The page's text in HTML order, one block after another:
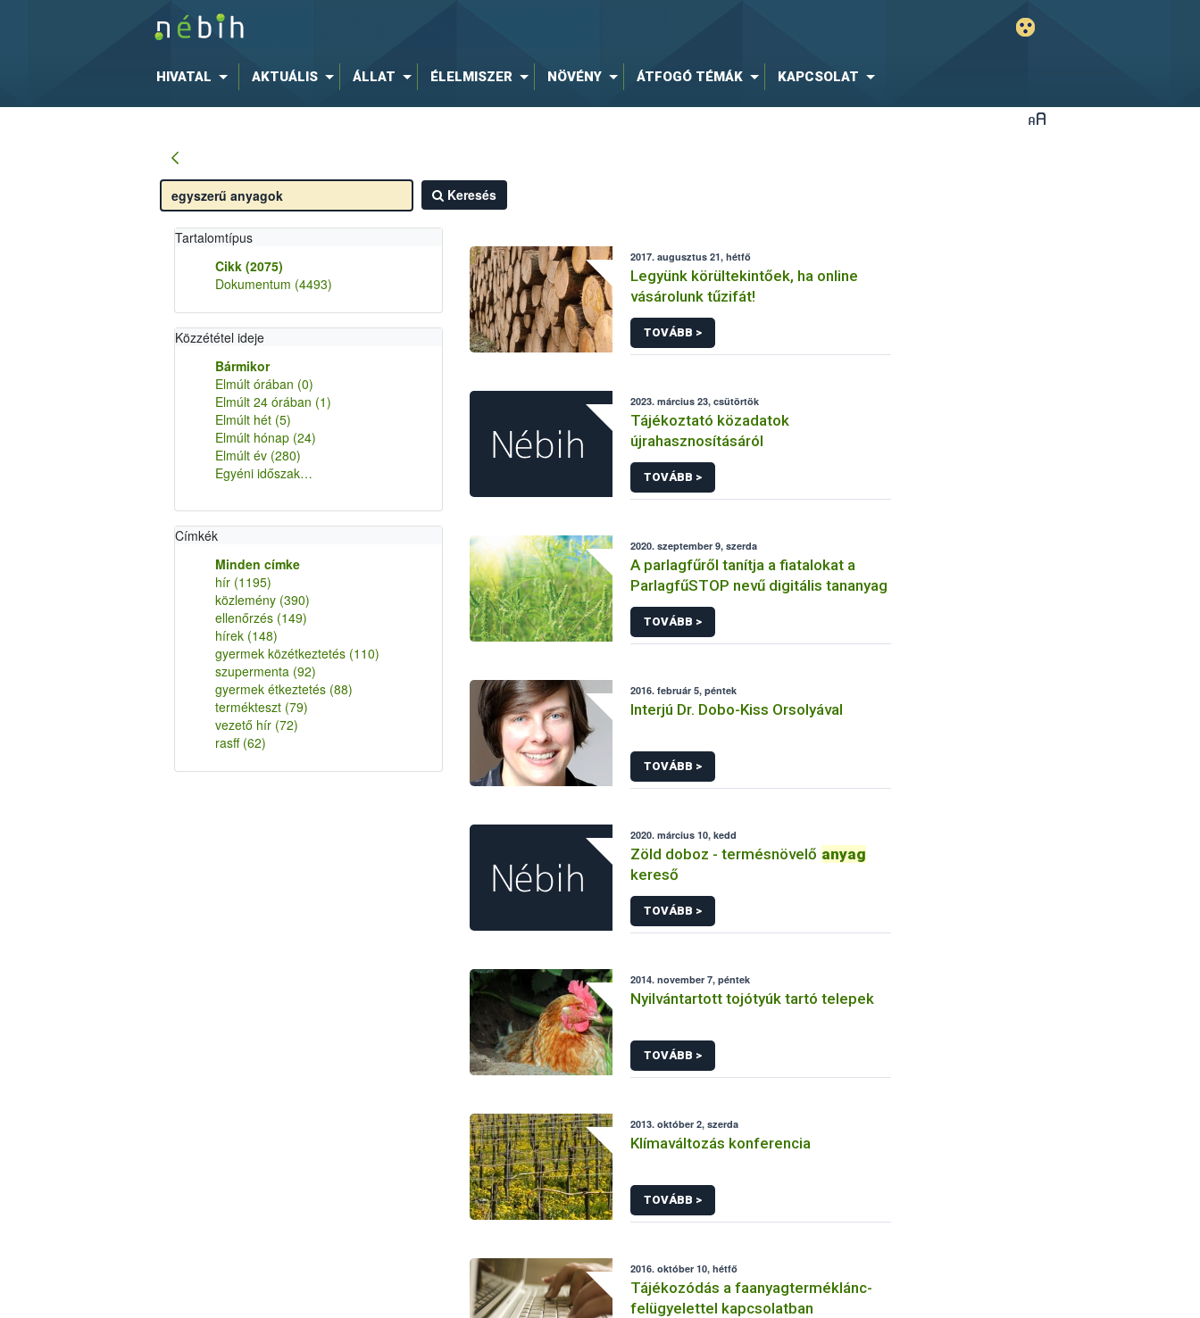
HIVATAL AKTUÁLIS ÁLLAT ÉLELMISZER NÖVÉNY ÁTFOGÓ TÉMÁK KAPCSOLAT
Keresés
Tartalomtípus
Cikk (2075)
Dokumentum (4493)
Közzététel ideje
Bármikor
Elmúlt órában (0)
Elmúlt 24 órában (1)
Elmúlt hét (5)
Elmúlt hónap (24)
Elmúlt év (280)
Egyéni időszak…
Címkék
Minden címke
hír (1195)
közlemény (390)
ellenőrzés (149)
hírek (148)
gyermek közétkeztetés (110)
szupermenta (92)
gyermek étkeztetés (88)
termékteszt (79)
vezető hír (72)
rasff (62)
2017. augusztus 21, hétfő
Legyünk körültekintőek, ha online
vásárolunk tűzifát!
TOVÁBB >
2023. március 23, csütörtök
Tájékoztató közadatok
újrahasznosításáról
TOVÁBB >
2020. szeptember 9, szerda
A parlagfűről tanítja a fiatalokat a
ParlagfűSTOP nevű digitális tananyag
TOVÁBB >
2016. február 5, péntek
Interjú Dr. Dobo-Kiss Orsolyával
TOVÁBB >
2020. március 10, kedd
Zöld doboz - termésnövelő anyag
kereső
TOVÁBB >
2014. november 7, péntek
Nyilvántartott tojótyúk tartó telepek
TOVÁBB >
2013. október 2, szerda
Klímaváltozás konferencia
TOVÁBB >
2016. október 10, hétfő
Tájékozódás a faanyagterméklánc-
felügyelettel kapcsolatban